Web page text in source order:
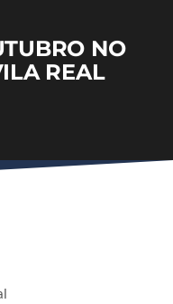
NO
REAL